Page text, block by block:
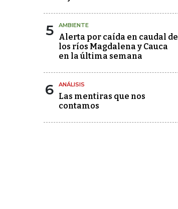
5 AMBIENTE
Alerta por caída en caudal de
los ríos Magdalena y Cauca
en la última semana
6 ANÁLISIS
Las mentiras que nos
contamos